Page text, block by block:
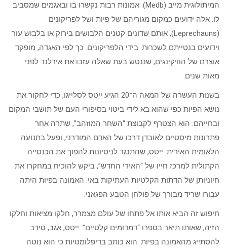
המיתולוגית מייב (Medb). אמונות רבות נקשרו בו ובאגמים שמסביב
לו. אלה ידועים כמקום מגוריהם של פיות ושל לפריקונים
(Leprechauns), אותם שדונים קטנים הלבושים בירוק או בלבוש עור
וידועים בנטייתם לשכרות. בידי הלפריקונים. כך לפי האגדה, מופקד
אוצרם של הוויקינגים, שננטש בעת שאלה עזבו את אירלנד לפני
מאות שנים.
בשנות העשרה של המאה ה־20 הגיע ייטס לסלייגו, כדי לחקור את
נושא הפיות כפי שהוא בא לידי ביטוי בסיפורי העם של תושבי המקום
ובחייהם. הוא הצטרף לקבוצת “השחר המוזהב”, שתרה אחר
פתרונות מיסטיים לאובדן דרכו של האדם המודרני, ופעל בתנועה
הלאומית האירית. ייטס, שהתנגד לניסיונות להפוך את הכנסייה
הקתולית למרכז חייו של “האירי החדש”, ביקש להוכיח במחקרו את
חיוניותן של הדתות הקלטיות העתיקות באי. האמונה בפיות היתה
עבורו שריד מבורך של פולחן הטבע הפגאני.
חיפוש זה הביא אותו אל פתחו של עולם מצמרר, חלקו מציאות וחלקו
הזיה, שאותו תיאר בספרו “דמדומים קלטיים”. ייטס, אגב, סירב
להסתייג מהאמונה בפיות. הוא כותב בדיפלומטיות כי הוא נוטה